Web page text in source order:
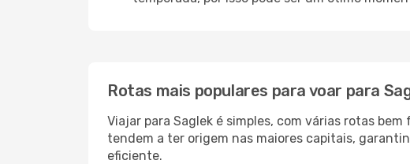
Rotas mais populares para voar para
Viajar para Saglek é simples, com várias rotas
tendem a ter origem nas maiores capitais,
eficiente.